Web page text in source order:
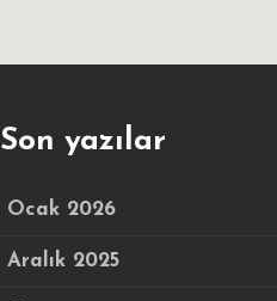
Son yazılar
Ocak 2026
Aralık 2025